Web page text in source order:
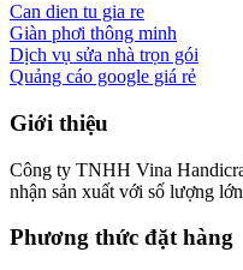
Can dien tu gia re
Giàn phơi thông minh
Dịch vụ sửa nhà trọn gói
Quảng cáo google giá rẻ
Giới thiệu
Công ty TNHH Vina
nhận sản xuất với số lượng
Phương thức đặt hàng